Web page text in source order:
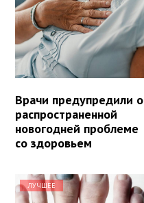
Врачи предупредили о
распространенной
новогодней проблеме
со здоровьем
ЛУЧШЕЕ